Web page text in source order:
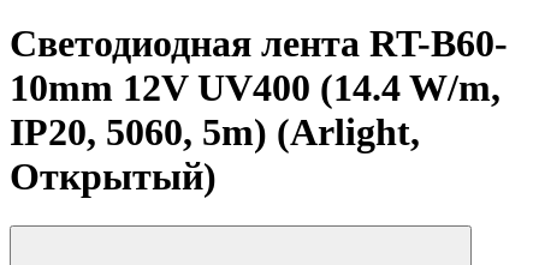
Светодиодная лента RT-B60-
10mm 12V UV400 (14.4 W/m,
IP20, 5060, 5m) (Arlight,
Открытый)